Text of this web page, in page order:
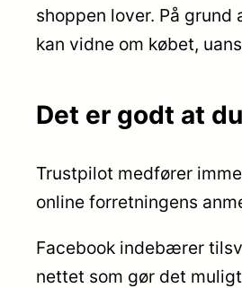
shoppen lover. På
kan vidne om købet,
Det er godt at
Trustpilot medfører
online forretningens
Facebook indebærer
nettet som gør det